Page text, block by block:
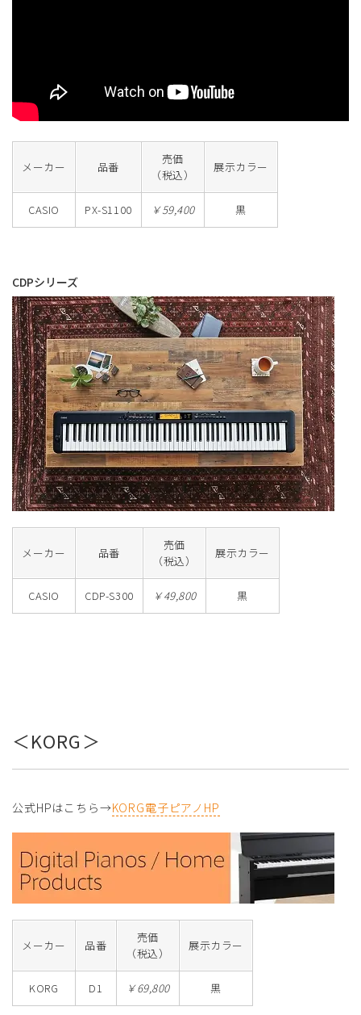
メーカー 品番
売価
（税込）
展示カラー
CASIO PX-S1100 ￥59,400 黒
CDPシリーズ
メーカー 品番
売価
（税込）
展示カラー
CASIO CDP-S300 ￥49,800 黒
＜KORG＞
公式HPはこちら→KORG電子ピアノHP
メーカー 品番
売価
（税込）
展示カラー
KORG D1 ￥69,800 黒